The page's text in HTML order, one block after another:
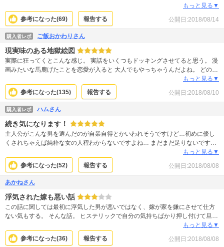
なきゃ→無事に産まれるか不安→旦那も家事して(いたわって)そばにいてほし
い。 これ全部ホルモンバランスのせいと医師も認めてます。ヒステリックにな
るのもね。妊婦の責任ではないんです。 調べようとも理解しようともせず文句
言って妊婦にストレスかける男はゲスなクズ。 パートナーが妊娠中(もしくは妊
娠予定あり)の男性は読め。 甘えんな。てめえの世話とパートナーの世話、家事
くらい今からできないといずれ捨てられて待ってるのは孤独死です。
もっと見る▼
参考になった(69) 報告する 公開日:2018/08/14
購入者レポ ご飯おかわりさん
現実味のある地獄絵図
実際に狂ってくとこんな感じ。 実話をいくつもドッキングさせてると思う。 漫
画みたいな馬鹿げたことを恋愛が入ると 大人でもやっちゃうんだよね。 どの立
場でも凄くエネルギー使うから 誠実な恋愛して崩れた恋愛は漫画で読んで ドン
引きしてるのが一番だよ(*^^*)
もっと見る▼
参考になった(135) 報告する 公開日:2018/08/10
購入者レポ ハムさん
続き気になります！
主人公がこんな男を選んだのが自業自得とかいわれそうですけど…初めに優し
くされちゃえば純粋な女の人程わからないですよね… まだまだ足りないですが
旦那さんも浮気相手も痛い目にあうのはおもしろかったです。実際はたぶんこ
んなに上手くいかなそうだけど、こんな感じで成敗されたらいいなと思いまし
た。 不倫マンガってリアルでおもしろい、しかし更に人を信じられなくなっち
ゃいます笑 最近妹と女癖の悪いと評判の男性との間に、ベイビーができたの
で、試し読みで主人公たちに親近感がわき、続きがきになって買ってしまいま
した。 私は妹の恋人が超大嫌いですが、恋人には心を入れ替えてもらって妹の
事を傷つけないでいてあげて欲しいな～とおもっています。 まあ浮気癖って治
らないだろって正直おもいますがね…
もっと見る▼
参考になった(52) 報告する 公開日:2018/08/08
あかねさん
浮気された嫁も悪い話
この話に関しては最初に浮気した男が悪いではなく、嫁が家を嫌にさせて仕方
ない気もする。 そんな話。 ヒステリックで自分の気持ちばかり押し付けて旦那
の気持ちを汲もうともせず、これじゃ旦那も話し合いをする気にもならない、
そんな家庭。 子供がいるから家族はする、そんな家庭。 最初に浮気されるだけ
の理由を作っているから、こうならないよう気をつけようと思える話。
もっと見る▼
参考になった(36) 報告する 公開日:2018/08/08